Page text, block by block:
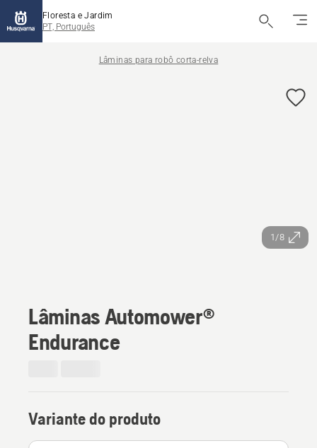
Floresta e Jardim
PT, Português
Lâminas para robô corta-relva
1/8
Lâminas Automower®
Endurance
Variante do produto